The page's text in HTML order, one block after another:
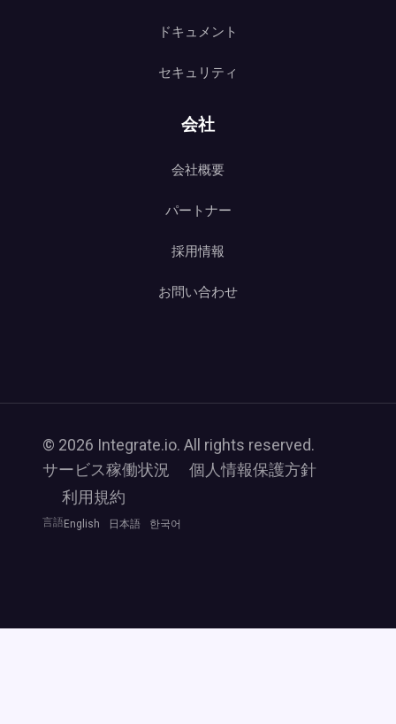
ドキュメント
セキュリティ
会社
会社概要
パートナー
採用情報
お問い合わせ
© 2026 Integrate.io. All rights reserved.
サービス稼働状況
個人情報保護方針
利用規約
言語 English 日本語 한국어